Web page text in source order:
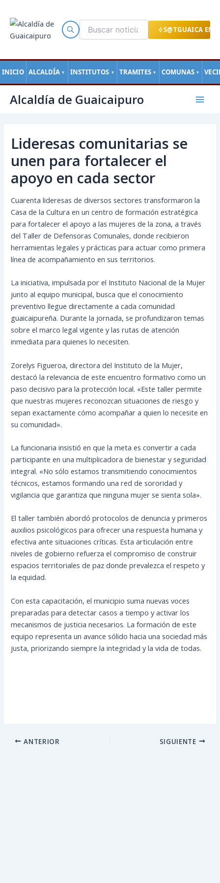
S@TGUAICA EN
INICIO ALCALDÍA ▼ INSTITUTOS ▼ TRAMITES ▼ COMUNAS ▼
contenido
Alcaldía de Guaicaipuro
Main
Lideresas comunitarias se
unen para fortalecer el
apoyo en cada sector
Cuarenta lideresas de diversos sectores transformaron la
Casa de la Cultura en un centro de formación estratégica
para fortalecer el apoyo a las mujeres de la zona, a través
del Taller de Defensoras Comunales, donde recibieron
herramientas legales y prácticas para actuar como primera
línea de acompañamiento en sus territorios.
La iniciativa, impulsada por el Instituto Nacional de la Mujer
junto al equipo municipal, busca que el conocimiento
preventivo llegue directamente a cada comunidad
guaicaipureña. Durante la jornada, se profundizaron temas
sobre el marco legal vigente y las rutas de atención
inmediata para quienes lo necesiten.
Zorelys Figueroa, directora del Instituto de la Mujer,
destacó la relevancia de este encuentro formativo como un
paso decisivo para la protección local. «Este taller permite
que nuestras mujeres reconozcan situaciones de riesgo y
sepan exactamente cómo acompañar a quien lo necesite en
su comunidad».
La funcionaria insistió en que la meta es convertir a cada
participante en una multiplicadora de bienestar y seguridad
integral. «No sólo estamos transmitiendo conocimientos
técnicos, estamos formando una red de sororidad y
vigilancia que garantiza que ninguna mujer se sienta sola».
El taller también abordó protocolos de denuncia y primeros
auxilios psicológicos para ofrecer una respuesta humana y
efectiva ante situaciones críticas. Esta articulación entre
niveles de gobierno refuerza el compromiso de construir
espacios territoriales de paz donde prevalezca el respeto y
la equidad.
Con esta capacitación, el municipio suma nuevas voces
preparadas para detectar casos a tiempo y activar los
mecanismos de justicia necesarios. La formación de este
equipo representa un avance sólido hacia una sociedad más
justa, priorizando siempre la integridad y la vida de todas.
de
ANTERIOR SIGUIENTE